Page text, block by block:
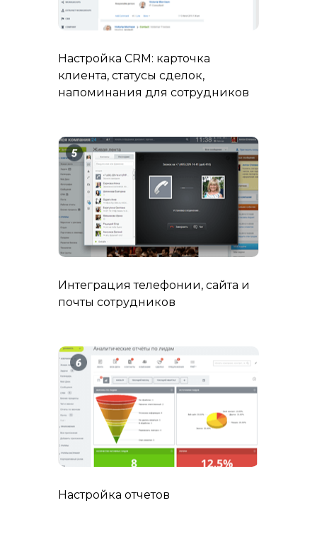
Настройка CRM: карточка
клиента, статусы сделок,
напоминания для сотрудников
Интеграция телефонии, сайта и
почты сотрудников
Настройка отчетов